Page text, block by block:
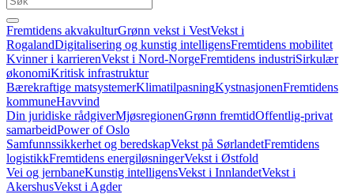
Fremtidens akvakulturGrønn vekst i VestVekst i
RogalandDigitalisering og kunstig intelligensFremtidens mobilitet
Kvinner i karrierenVekst i Nord-NorgeFremtidens industriSirkulær
økonomiKritisk infrastruktur
Bærekraftige matsystemerKlimatilpasningKystnasjonenFremtidens
kommuneHavvind
Din juridiske rådgiverMjøsregionenGrønn fremtidOffentlig-privat
samarbeidPower of Oslo
Samfunnssikkerhet og beredskapVekst på SørlandetFremtidens
logistikkFremtidens energiløsningerVekst i Østfold
Vei og jernbaneKunstig intelligensVekst i InnlandetVekst i
AkershusVekst i Agder